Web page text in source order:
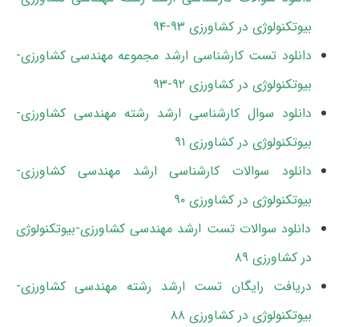
بیوتکنولوژی در کشاورزی ۹۳-۹۴
دانلود تست کارشناسی ارشد مجموعه مهندسی کشاورزی-
بیوتکنولوژی در کشاورزی ۹۲-۹۳
دانلود سوال کارشناسی ارشد رشته مهندسی کشاورزی-
بیوتکنولوژی در کشاورزی ۹۱
دانلود سوالات کارشناسی ارشد مهندسی کشاورزی-
بیوتکنولوژی در کشاورزی ۹۰
دانلود سوالات تست ارشد مهندسی کشاورزی-بیوتکنولوژی
در کشاورزی ۸۹
دریافت رایگان تست ارشد رشته مهندسی کشاورزی-
بیوتکنولوژی در کشاورزی ۸۸